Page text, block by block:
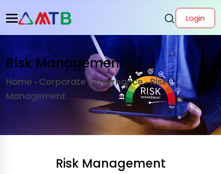
Login
Risk Management
Home » Corporate Governance»Risk
Management
Risk Management